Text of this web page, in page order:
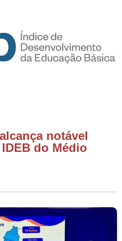
notável
do Médio